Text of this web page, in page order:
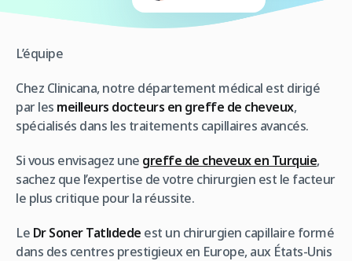
L’équipe
Chez Clinicana, notre département médical est dirigé
par les meilleurs docteurs en greffe de cheveux,
spécialisés dans les traitements capillaires avancés.
Si vous envisagez une greffe de cheveux en Turquie,
sachez que l’expertise de votre chirurgien est le facteur
le plus critique pour la réussite.
Le Dr Soner Tatlıdede est un chirurgien capillaire formé
dans des centres prestigieux en Europe, aux États-Unis